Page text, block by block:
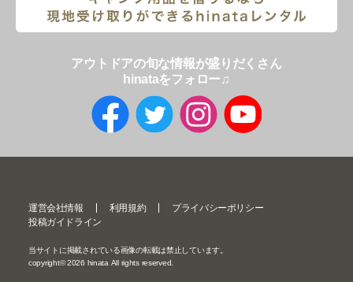
アウトドアの旬な情報が盛りだくさん
hinataをフォロー♫
運営会社情報 利用規約
プライバシーポリシー
投稿ガイドライン
当サイトに掲載されている画像の転載は禁止しています。
copyright©2026 hinata All rights reserved.